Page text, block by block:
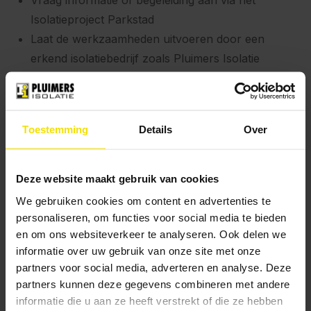
Toestemming Details Over
Deze website maakt gebruik van cookies
We gebruiken cookies om content en advertenties te
personaliseren, om functies voor social media te bieden
en om ons websiteverkeer te analyseren. Ook delen we
informatie over uw gebruik van onze site met onze
partners voor social media, adverteren en analyse. Deze
partners kunnen deze gegevens combineren met andere
informatie die u aan ze heeft verstrekt of die ze hebben
Isolatieproject Parkstad
Laat de werkzaamheden uitvoeren door een
erkend isolatiebedrijf zoals Pluimers Isolatie
ook gebruikmaken van de landelijke ISDE-
Persoonlijk advies voor
uw woning
Weet u niet welke isolatiemaatregel het meeste
rendement oplevert? Plan dan een vrijblijvend
adviesgesprek in met Pluimers Isolatie.
➡ Plan uw vrijblijvende adviesgesprek